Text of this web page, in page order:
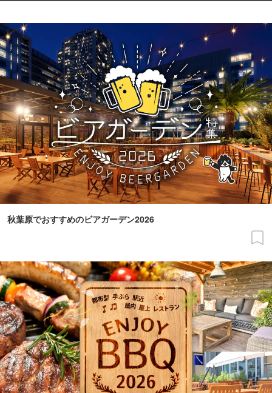
秋葉原でおすすめのビアガーデン2026